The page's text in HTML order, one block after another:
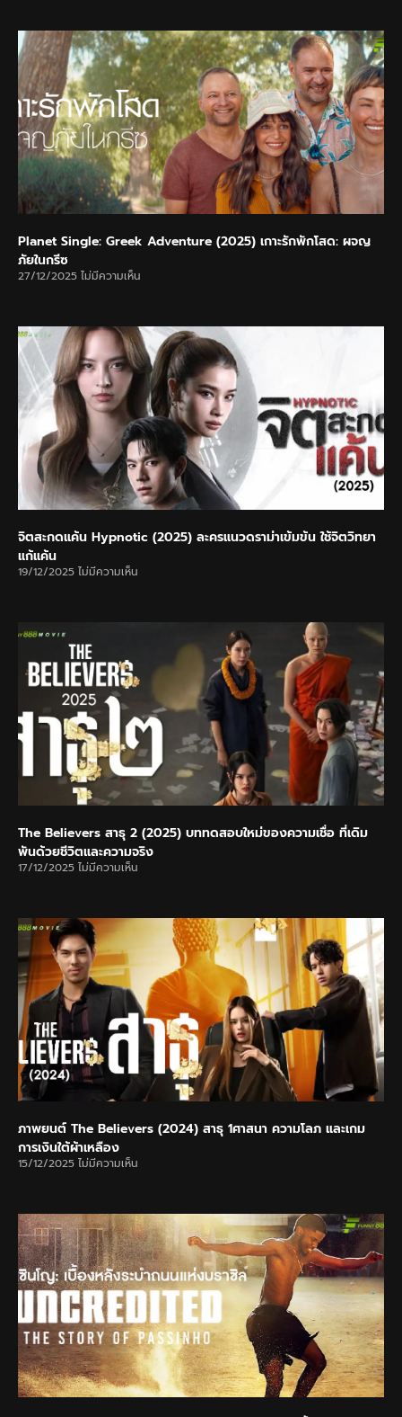
Planet Single: Greek Adventure (2025) เกาะรักพักโสด: ผจญ
ภัยในกรีซ
27/12/2025 ไม่มีความเห็น
จิตสะกดแค้น Hypnotic (2025) ละครแนวดราม่าเข้มข้น ใช้จิตวิทยา
แก้แค้น
19/12/2025 ไม่มีความเห็น
The Believers สาธุ 2 (2025) บททดสอบใหม่ของความเชื่อ ที่เดิม
พันด้วยชีวิตและความจริง
17/12/2025 ไม่มีความเห็น
ภาพยนต์ The Believers (2024) สาธุ 1ศาสนา ความโลภ และเกม
การเงินใต้ผ้าเหลือง
15/12/2025 ไม่มีความเห็น